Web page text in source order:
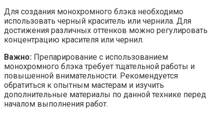
Для создания монохромного блэка необходимо
использовать черный краситель или чернила. Для
достижения различных оттенков можно регулировать
концентрацию красителя или чернил.
Важно: Препарирование с использованием
монохромного блэка требует тщательной работы и
повышенной внимательности. Рекомендуется
обратиться к опытным мастерам и изучить
дополнительные материалы по данной технике перед
началом выполнения работ.